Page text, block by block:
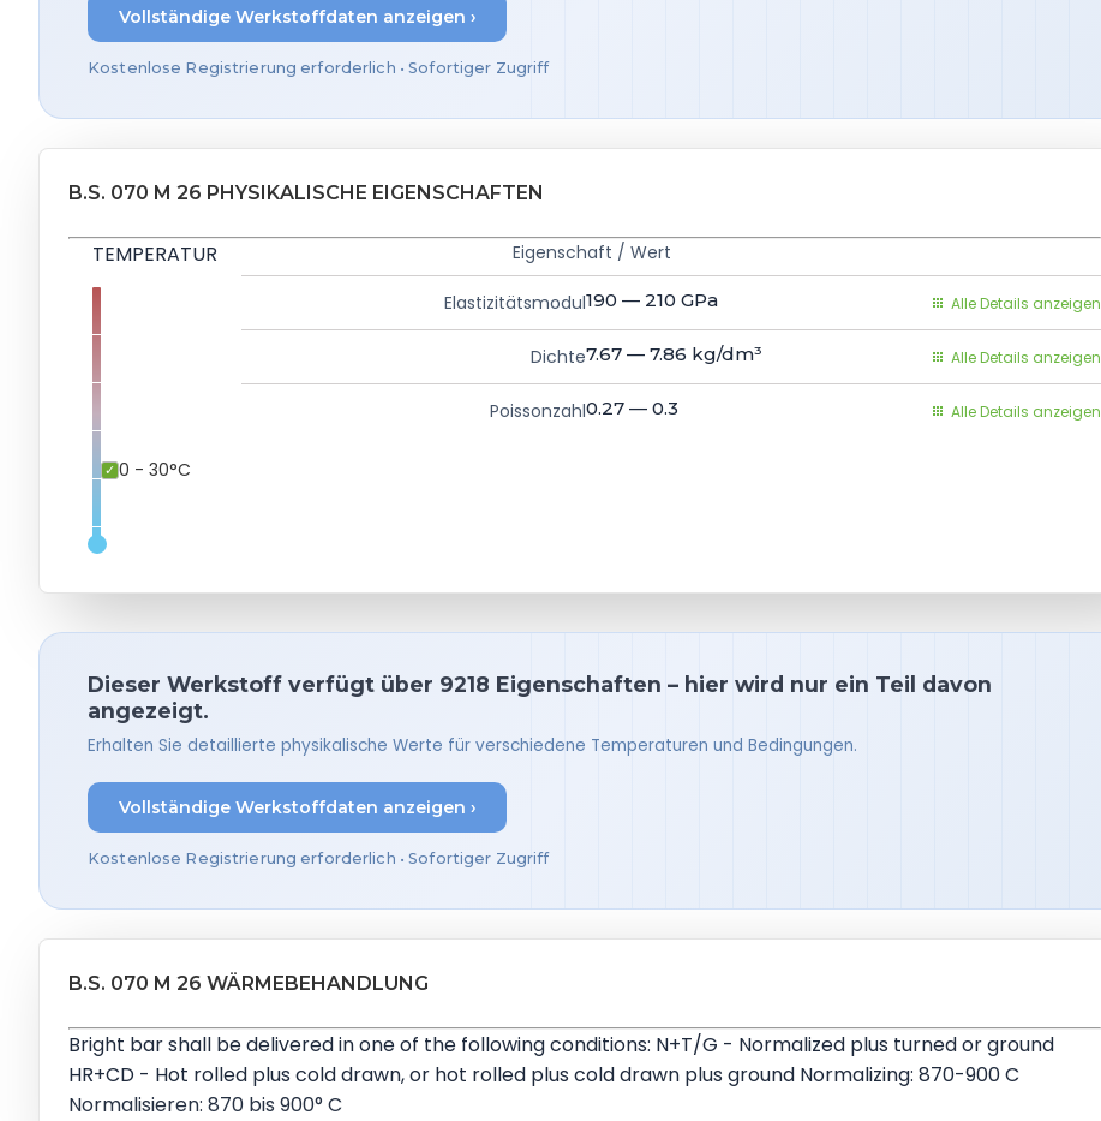
Vollständige Werkstoffdaten anzeigen ›
Kostenlose Registrierung erforderlich • Sofortiger Zugriff
B.S. 070 M 26 PHYSIKALISCHE EIGENSCHAFTEN
TEMPERATUR
0 - 30°C
Eigenschaft / Wert
Elastizitätsmodul190 — 210 GPa Alle Details anzeigen
Dichte7.67 — 7.86 kg/dm³ Alle Details anzeigen
Poissonzahl0.27 — 0.3 Alle Details anzeigen
Dieser Werkstoff verfügt über 9218 Eigenschaften – hier wird nur ein Teil davon
angezeigt.
Erhalten Sie detaillierte physikalische Werte für verschiedene Temperaturen und Bedingungen.
Vollständige Werkstoffdaten anzeigen ›
Kostenlose Registrierung erforderlich • Sofortiger Zugriff
B.S. 070 M 26 WÄRMEBEHANDLUNG
Bright bar shall be delivered in one of the following conditions: N+T/G - Normalized plus turned or ground
HR+CD - Hot rolled plus cold drawn, or hot rolled plus cold drawn plus ground Normalizing: 870-900 C
Normalisieren: 870 bis 900° C